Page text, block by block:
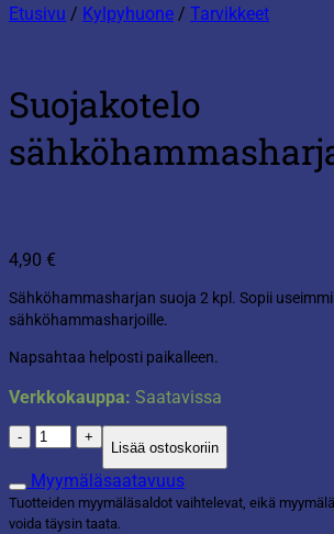
Etusivu / Kylpyhuone / Tarvikkeet
Suojakotelo
4,90 €
Sähköhammasharjan suoja 2 kpl. Sopii
sähköhammasharjoille.
Napsahtaa helposti paikalleen.
Verkkokauppa: Saatavissa
Suojakotelo
sähköhammasharjalle
2kpl
määrä
Lisää ostoskoriin
Myymäläsaatavuus
Tuotteiden myymäläsaldot vaihtelevat, eikä
voida täysin taata.